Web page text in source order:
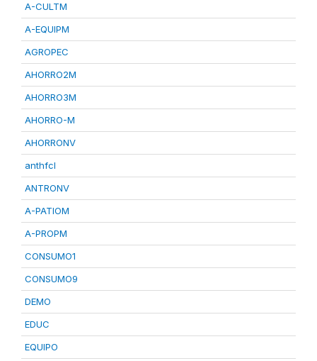
A-CULTM
A-EQUIPM
AGROPEC
AHORRO2M
AHORRO3M
AHORRO-M
AHORRONV
anthfcl
ANTRONV
A-PATIOM
A-PROPM
CONSUMO1
CONSUMO9
DEMO
EDUC
EQUIPO